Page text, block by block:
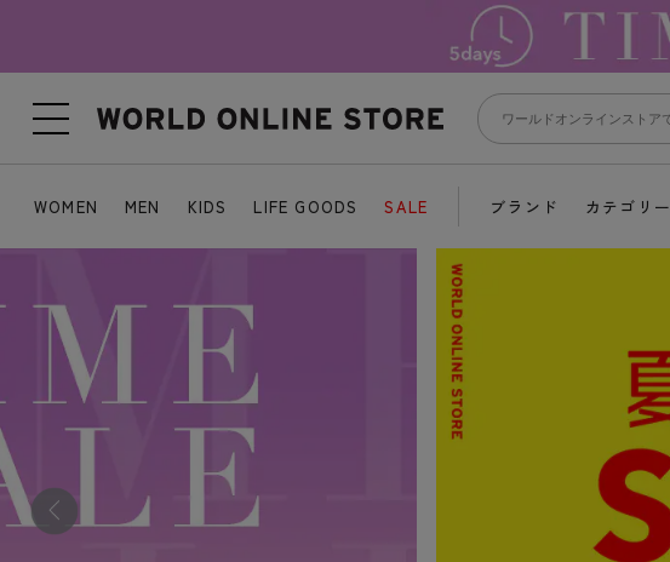
WOMEN MEN KIDS LIFE GOODS SALE ブランド カテゴリー